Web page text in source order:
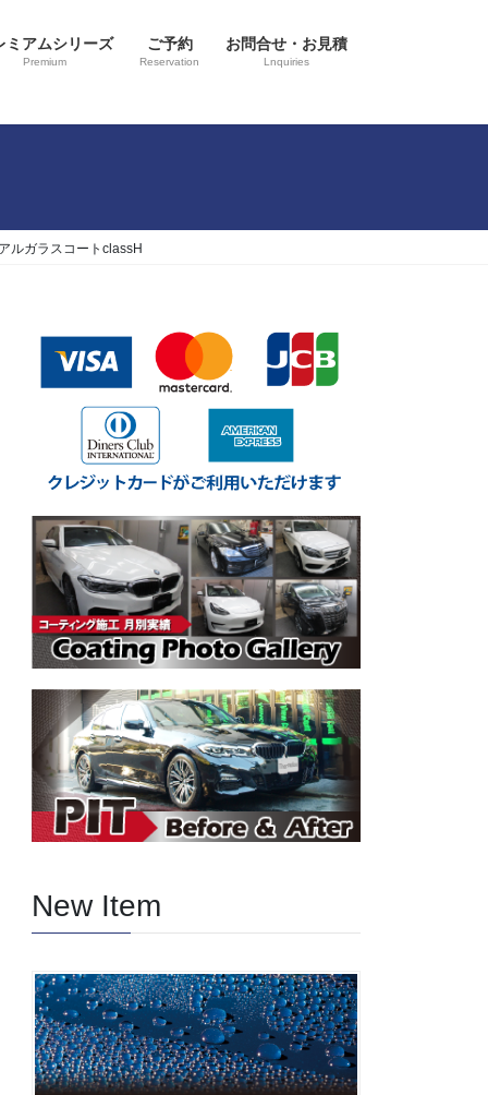
ミアムシリーズ
Premium
ご予約
Reservation
お問合せ・お見積
Lnquiries
ルガラスコートclassH
New Item